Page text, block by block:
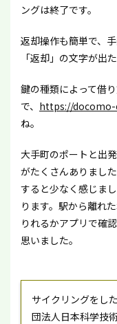
ングは終了です。
返却操作も簡単で、
「返却」の文字が出
鍵の種類によって借
で、 https://docomo-
ね。
大手町のポートと出
がたくさんありまし
すると少なく感じま
ります。駅から離れ
りれるかアプリで確
思いました。
サイクリングをし
団法人日本科学技